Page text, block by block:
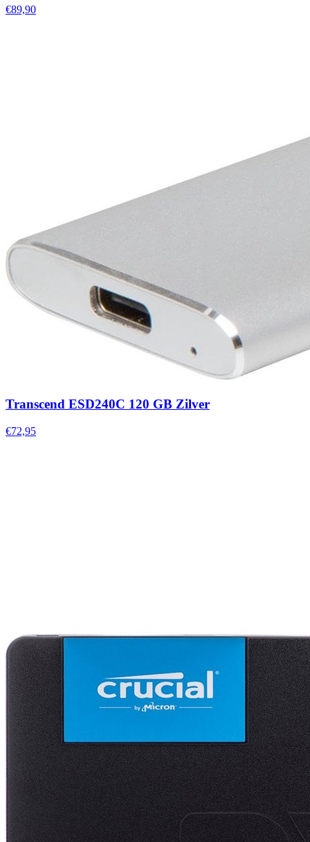
€89,90
Transcend ESD240C 120 GB Zilver
€72,95